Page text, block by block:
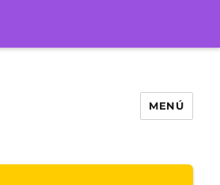
MENÚ